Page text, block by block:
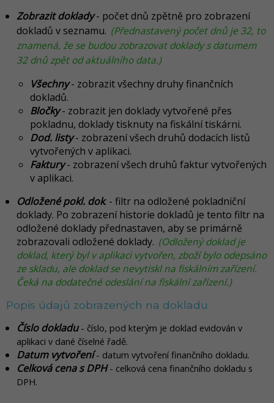
Zobrazit doklady- počet dnů zpětně pro zobrazení
dokladů v seznamu. (Přednastavený počet dnů je 32, to
znamená, že se budou zobrazovat doklady s datumem
32 dnů zpět od aktuálního data.)
Všechny- zobrazit všechny druhy finančních
dokladů.
Bločky- zobrazit jen doklady vytvořené přes
pokladnu, doklady tisknuty na fiskální tiskárni.
Dod. listy- zobrazení všech druhů dodacích listů
vytvořených v aplikaci.
Faktury- zobrazení všech druhů faktur vytvořených
v aplikaci.
Odložené pokl. dok. - filtr na odložené pokladniční
doklady. Po zobrazení historie dokladů je tento filtr na
odložené doklady přednastaven, aby se primárně
zobrazovali odložené doklady. (Odložený doklad je
doklad, který byl v aplikaci vytvořen, zboží bylo odepsáno
ze skladu, ale doklad se nevytiskl na fiskálním zařízení.
Čeká na dodatečné odeslání na fiskální zařízení.)
Popis údajů zobrazených na dokladu
Číslo dokladu- číslo, pod kterým je doklad evidován v
aplikaci v dané číselné řadě.
Datum vytvoření- datum vytvoření finančního dokladu.
Celková cena s DPH- celková cena finančního dokladu s
DPH.